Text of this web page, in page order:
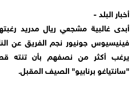
أخبار البلد -
أبدى غالبية مشجعي ريال مدريد
فينيسيوس جونيور نجم الفريق عن
يرغب أكثر من نصفهم بأن تنته
"سانتياغو برنابيو" الصيف المقبل.